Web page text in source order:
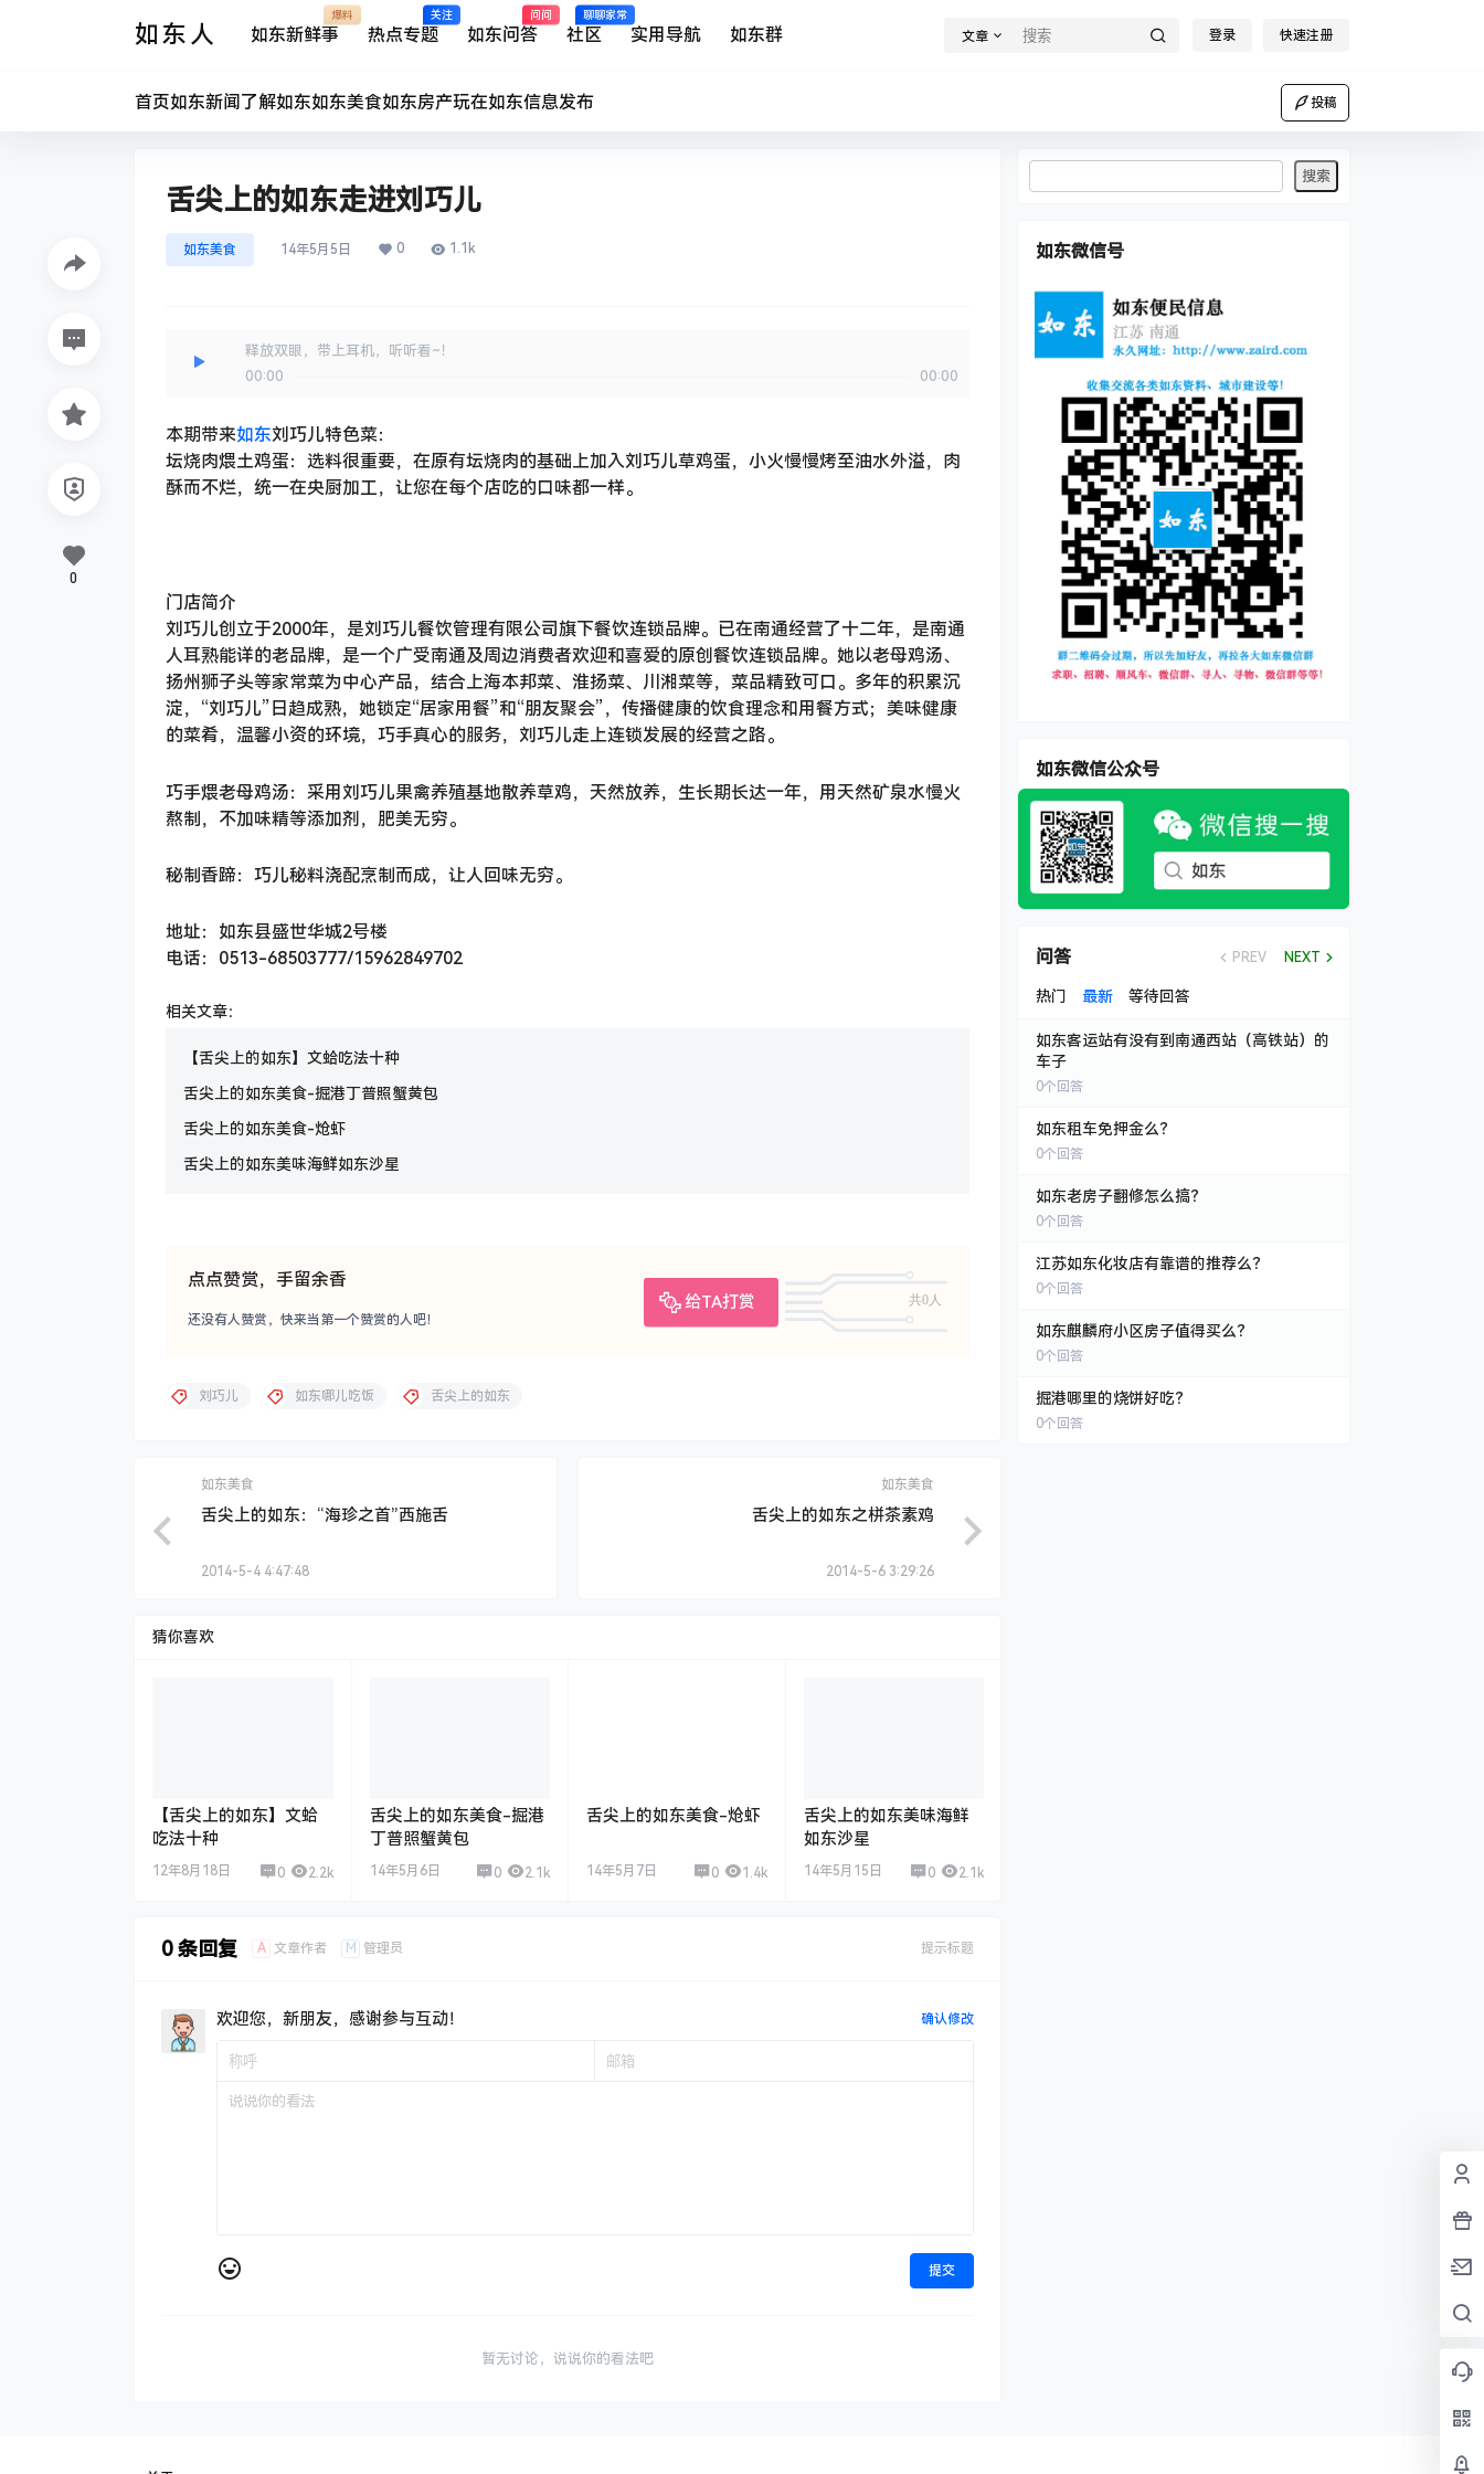
如东人 如东新鲜事
爆料
热点专题
关注
如东问答
问问
社区
聊聊家常
实用导航 如东群 文章 登录 快速注册
首页如东新闻 了解如东如东美食如东房产玩在如东信息发布 投稿
舌尖上的如东走进刘巧儿
如东美食 14年5月5日 0 1.1k
释放双眼，带上耳机，听听看~！
00:00
00:00
本期带来如东刘巧儿特色菜：
坛烧肉煨土鸡蛋：选料很重要，在原有坛烧肉的基础上加入刘巧儿草鸡蛋，小火慢慢烤至油水外溢，肉
酥而不烂，统一在央厨加工，让您在每个店吃的口味都一样。
门店简介
刘巧儿创立于2000年，是刘巧儿餐饮管理有限公司旗下餐饮连锁品牌。已在南通经营了十二年，是南通
人耳熟能详的老品牌，是一个广受南通及周边消费者欢迎和喜爱的原创餐饮连锁品牌。她以老母鸡汤、
扬州狮子头等家常菜为中心产品，结合上海本邦菜、淮扬菜、川湘菜等，菜品精致可口。多年的积累沉
淀，“刘巧儿”日趋成熟，她锁定“居家用餐”和“朋友聚会”，传播健康的饮食理念和用餐方式；美味健康
的菜肴，温馨小资的环境，巧手真心的服务，刘巧儿走上连锁发展的经营之路。
巧手煨老母鸡汤：采用刘巧儿果禽养殖基地散养草鸡，天然放养，生长期长达一年，用天然矿泉水慢火
熬制，不加味精等添加剂，肥美无穷。
秘制香蹄：巧儿秘料浇配烹制而成，让人回味无穷。
地址：如东县盛世华城2号楼
电话：0513-68503777/15962849702
相关文章：
【舌尖上的如东】文蛤吃法十种
舌尖上的如东美食-掘港丁普照蟹黄包
舌尖上的如东美食-炝虾
舌尖上的如东美味海鲜如东沙星
点点赞赏，手留余香
给TA打赏
共0人
还没有人赞赏，快来当第一个赞赏的人吧！
0
刘巧儿 如东哪儿吃饭 舌尖上的如东
如东美食
舌尖上的如东：“海珍之首”西施舌
2014-5-4 4:47:48
如东美食
舌尖上的如东之栟茶素鸡
2014-5-6 3:29:26
猜你喜欢
【舌尖上的如东】文蛤
吃法十种
12年8月18日 0 2.2k
舌尖上的如东美食-掘港
丁普照蟹黄包
14年5月6日 0 2.1k
舌尖上的如东美食-炝虾
14年5月7日 0 1.4k
舌尖上的如东美味海鲜
如东沙星
14年5月15日 0 2.1k
0 条回复 A 文章作者 M 管理员 提示标题
欢迎您，新朋友，感谢参与互动！ 确认修改
提交
暂无讨论，说说你的看法吧
如东微信号
如东微信公众号
问答 PREV NEXT
热门 最新 等待回答
如东客运站有没有到南通西站（高铁站）的
车子
0个回答
如东租车免押金么？
0个回答
如东老房子翻修怎么搞？
0个回答
江苏如东化妆店有靠谱的推荐么？
0个回答
如东麒麟府小区房子值得买么？
0个回答
掘港哪里的烧饼好吃？
0个回答